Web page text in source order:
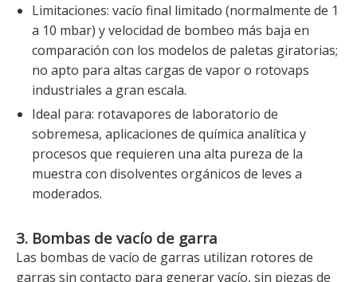
Limitaciones: vacío final limitado (normalmente de 1
a 10 mbar) y velocidad de bombeo más baja en
comparación con los modelos de paletas giratorias;
no apto para altas cargas de vapor o rotovaps
industriales a gran escala.
Ideal para: rotavapores de laboratorio de
sobremesa, aplicaciones de química analítica y
procesos que requieren una alta pureza de la
muestra con disolventes orgánicos de leves a
moderados.
3. Bombas de vacío de garra
Las bombas de vacío de garras utilizan rotores de
garras sin contacto para generar vacío, sin piezas de